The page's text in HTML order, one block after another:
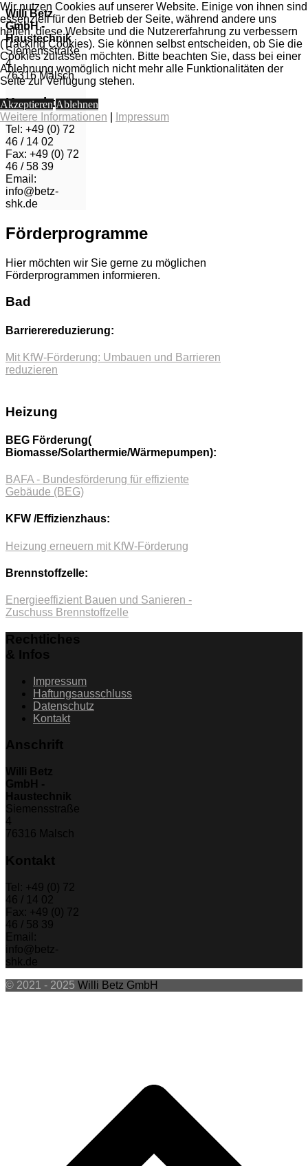
Willi Betz
GmbH -
Haustechnik
Siemensstraße
4
76316 Malsch
Kontakt
Tel: +49 (0) 72
46 / 14 02
Fax: +49 (0) 72
46 / 58 39
Email:
info@betz-
shk.de
Förderprogramme
Hier möchten wir Sie gerne zu möglichen
Förderprogrammen informieren.
Bad
Barrierereduzierung:
Mit KfW-Förderung: Umbauen und Barrieren
reduzieren
Heizung
BEG Förderung(
Biomasse/Solarthermie/Wärmepumpen):
BAFA - Bundesförderung für effiziente
Gebäude (BEG)
KFW /Effizienzhaus:
Heizung erneuern mit KfW-Förderung
Brennstoffzelle:
Energieeffizient Bauen und Sanieren -
Zuschuss Brennstoffzelle
Rechtliches
& Infos
Impressum
Haftungsausschluss
Datenschutz
Kontakt
Anschrift
Willi Betz
GmbH -
Haustechnik
Siemensstraße
4
76316 Malsch
Kontakt
Tel: +49 (0) 72
46 / 14 02
Fax: +49 (0) 72
46 / 58 39
Email:
info@betz-
shk.de
© 2021 - 2025 Willi Betz GmbH
Wir nutzen Cookies auf unserer Website. Einige von ihnen sind
essenziell für den Betrieb der Seite, während andere uns
helfen, diese Website und die Nutzererfahrung zu verbessern
(Tracking Cookies). Sie können selbst entscheiden, ob Sie die
Cookies zulassen möchten. Bitte beachten Sie, dass bei einer
Ablehnung womöglich nicht mehr alle Funktionalitäten der
Seite zur Verfügung stehen.
Akzeptieren Ablehnen
Weitere Informationen
Impressum